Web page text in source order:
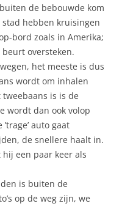
de bebouwde kom
hebben kruisingen
bord zoals in Amerika;
oversteken.
het meeste is dus
wordt om inhalen
is is de
wordt dan ook volop
auto gaat
de snellere haalt in.
een paar keer als
is buiten de
op de weg zijn, we